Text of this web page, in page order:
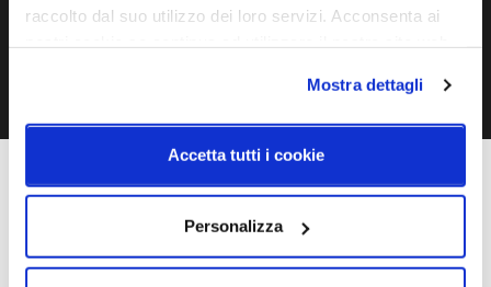
raccolto dal suo utilizzo dei loro servizi. Acconsenta ai
Mostra dettagli
Accetta tutti i cookie
Personalizza